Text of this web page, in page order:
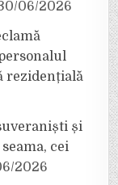
06/2026
rezidențială
și
cei
2026